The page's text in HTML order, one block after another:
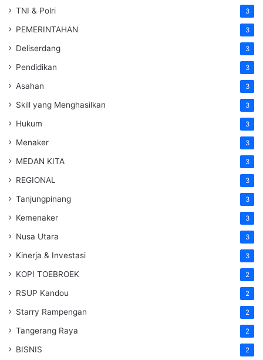
TNI & Polri 3
PEMERINTAHAN 3
Deliserdang 3
Pendidikan 3
Asahan 3
Skill yang Menghasilkan 3
Hukum 3
Menaker 3
MEDAN KITA 3
REGIONAL 3
Tanjungpinang 3
Kemenaker 3
Nusa Utara 3
Kinerja & Investasi 3
KOPI TOEBROEK 2
RSUP Kandou 2
Starry Rampengan 2
Tangerang Raya 2
BISNIS 2